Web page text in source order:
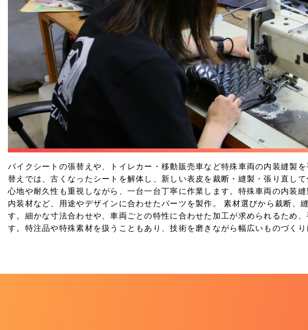
バイクシートの張替えや、トイレカー・移動販売車など特殊車両の内装縫製
替えでは、古くなったシートを解体し、新しい表皮を裁断・縫製・張り直し
心地や耐久性も重視しながら、一台一台丁寧に作業します。特殊車両の内装
内装材など、用途やデザインに合わせたパーツを製作。 素材選びから裁断、
す。細かな寸法合わせや、車両ごとの特性に合わせた加工が求められるため
す。特注品や特殊素材を扱うこともあり、技術を磨きながら幅広いものづくり